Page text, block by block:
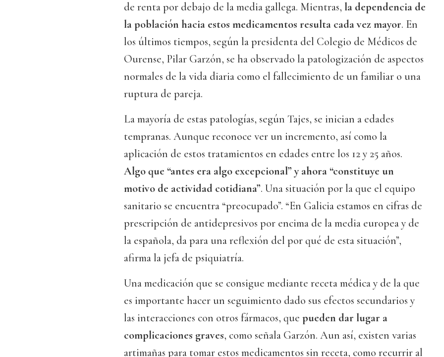
de renta por debajo de la media gallega. Mientras, la dependencia de
la población hacia estos medicamentos resulta cada vez mayor. En
los últimos tiempos, según la presidenta del Colegio de Médicos de
Ourense, Pilar Garzón, se ha observado la patologización de aspectos
normales de la vida diaria como el fallecimiento de un familiar o una
ruptura de pareja.
La mayoría de estas patologías, según Tajes, se inician a edades
tempranas. Aunque reconoce ver un incremento, así como la
aplicación de estos tratamientos en edades entre los 12 y 25 años.
Algo que “antes era algo excepcional” y ahora “constituye un
motivo de actividad cotidiana”. Una situación por la que el equipo
sanitario se encuentra “preocupado”. “En Galicia estamos en cifras de
prescripción de antidepresivos por encima de la media europea y de
la española, da para una reflexión del por qué de esta situación”,
afirma la jefa de psiquiatría.
Una medicación que se consigue mediante receta médica y de la que
es importante hacer un seguimiento dado sus efectos secundarios y
las interacciones con otros fármacos, que pueden dar lugar a
complicaciones graves, como señala Garzón. Aun así, existen varias
artimañas para tomar estos medicamentos sin receta, como recurrir al